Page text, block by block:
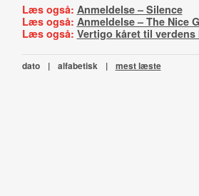
Læs også: Anmeldelse – Silence
Læs også: Anmeldelse – The Nice
Læs også: Vertigo kåret til verdens
dato | alfabetisk | mest læste